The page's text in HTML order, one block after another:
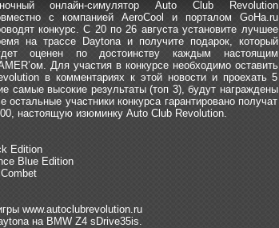
онлайн-симулятор Auto Club Revolution
с компанией AeroCool и порталом GoHa.ru
конкурс. С 20 по 26 августа установите лучшее
на трассе Daytona и получите подарок, который
оценен по достоинству каждым настоящим
Для участия в конкурсе необходимо оставить
в комментариях к этой новости и проехать 5
самые высокие результаты (топ 3), будут награждены
участники конкурса гарантировано получат
настоящую изюминку Auto Club Revolution.
Edition
Blue Edition
www.autoclubrevolution.ru
на BMW Z4 sDrive35is.